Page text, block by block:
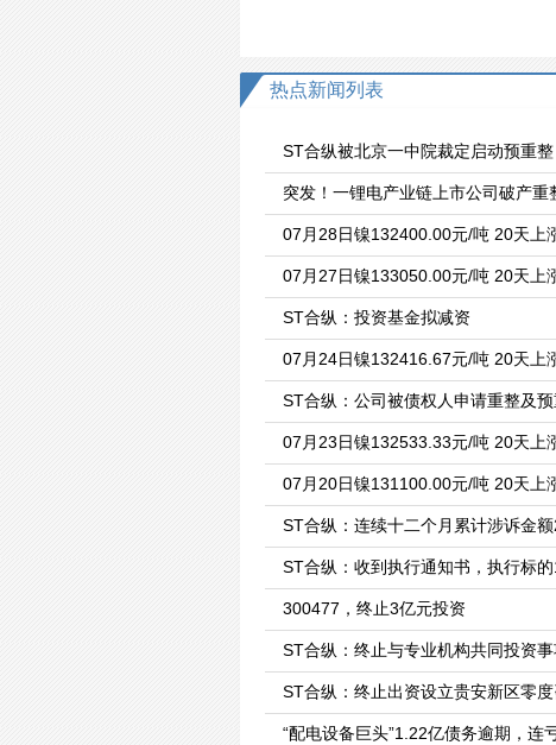
热点新闻列表
ST合纵被北京一中院裁定启动预重整
突发！一锂电产业链上市公司破产重
07月28日镍132400.00元/吨 20天上
07月27日镍133050.00元/吨 20天上
ST合纵：投资基金拟减资
07月24日镍132416.67元/吨 20天上
ST合纵：公司被债权人申请重整及
07月23日镍132533.33元/吨 20天上
07月20日镍131100.00元/吨 20天上
ST合纵：连续十二个月累计涉诉金
ST合纵：收到执行通知书，执行标
300477，终止3亿元投资
ST合纵：终止与专业机构共同投资事
ST合纵：终止出资设立贵安新区零
“配电设备巨头”1.22亿债务逾期，连